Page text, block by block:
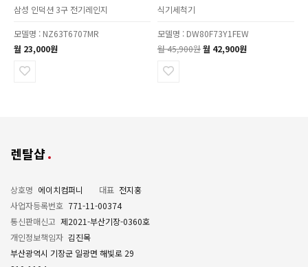
삼성 인덕션 3구 전기레인지
모델명 : NZ63T6707MR
월 23,000원
식기세척기
모델명 : DW80F73Y1FEW
월 45,900원월 42,900원
렌탈샵
상호명 에이치컴퍼니 대표 전지홍
사업자등록번호 771-11-00374
통신판매신고 제2021-부산기장-0360호
개인정보책임자 김진목
부산광역시 기장군 일광면 해빛로 29